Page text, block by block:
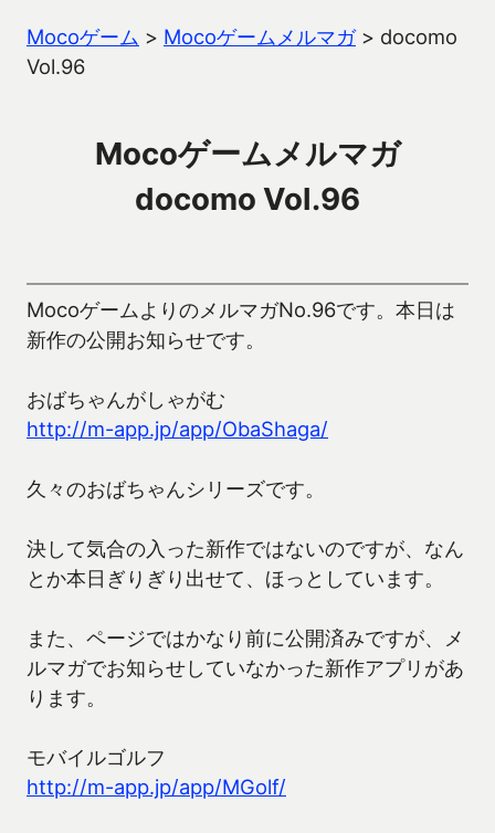
Mocoゲーム > Mocoゲームメルマガ> docomo
Vol.96
Mocoゲームメルマガ
docomo Vol.96
MocoゲームよりのメルマガNo.96です。本日は
新作の公開お知らせです。
おばちゃんがしゃがむ
http://m-app.jp/app/ObaShaga/
久々のおばちゃんシリーズです。
決して気合の入った新作ではないのですが、なん
とか本日ぎりぎり出せて、ほっとしています。
また、ページではかなり前に公開済みですが、メ
ルマガでお知らせしていなかった新作アプリがあ
ります。
モバイルゴルフ
http://m-app.jp/app/MGolf/